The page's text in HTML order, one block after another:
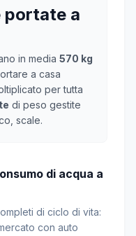
portate a
in media 570 kg
a casa
per tutta
di peso gestite
scale.
di acqua a
di ciclo di vita:
con auto